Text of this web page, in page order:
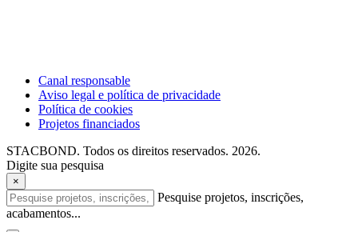
Canal responsable
Aviso legal e política de privacidade
Política de cookies
Projetos financiados
STACBOND. Todos os direitos reservados. 2026.
Digite sua pesquisa
×
Pesquise projetos, inscrições,
acabamentos...